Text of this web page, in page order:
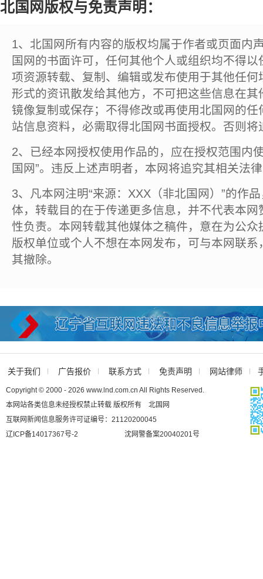
北国网版权与免责声明：
1、北国网所有内容的版权均属于作者或页面内
国网的书面许可，任何其他个人或组织均不得
项资源转载、复制、编辑或发布使用于其他任
形式的资讯散发给其他方，不可把这些信息在
镜像复制或保存；不得修改或再使用北国网的
站信息资料，必需取得北国网书面授权。否则将
2、已经本网授权使用作品的，应在授权范围内
国网”。违反上述声明者，本网将追究其相关法
3、凡本网注明“来源：XXX（非北国网）”的作
体，转载目的在于传递更多信息，并不代表本
性负责。本网转载其他媒体之稿件，意在为公
版权单位或个人不想在本网发布，可与本网联
其撤除。
关于我们 广告报价 联系方式 免责声明 网站律师
Copyright © 2000 - 2026 www.lnd.com.cn All Rights Reserved.
本网站各类信息未经授权禁止转载 版权所有 北国网
互联网新闻信息服务许可证编号：21120200045
辽ICP备14017367号-2
沈网警备案20040201号